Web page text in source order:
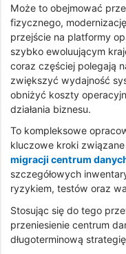
Może to obejmować
fizycznego,
przejście na platformy
szybko ewoluującym
coraz częściej polegają
zwiększyć wydajność
obniżyć koszty
działania biznesu.
To kompleksowe
kluczowe kroki
migracji centrum
szczegółowych
ryzykiem, testów oraz
Stosując się do tego
przeniesienie centrum
długoterminową